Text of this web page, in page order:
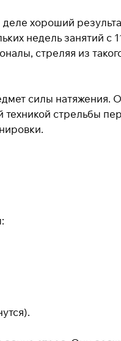
хороший
недель занятий с
стреляя из
силы
техникой стрельбы